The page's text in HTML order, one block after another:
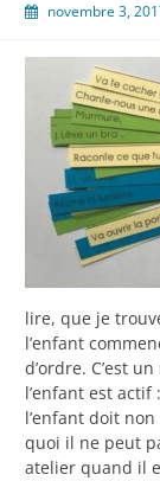
novembre 3,
lire, que je
l’enfant
d’ordre. C’est
l’enfant est actif
l’enfant doit
quoi il ne peut
atelier quand il